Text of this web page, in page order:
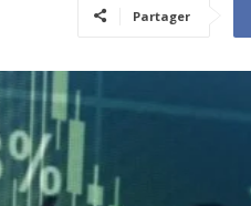
Partager